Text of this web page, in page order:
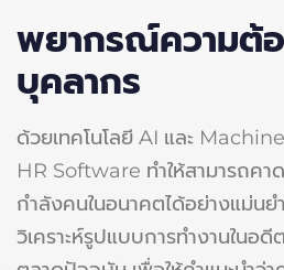
พยากรณ์ความต้
บุคลากร
ด้วยเทคโนโลยี AI และ
HR Software ทำให้สามารถค
กำลังคนในอนาคตได้อย่างแม่นย
วิเคราะห์รูปแบบการทำงานในอ